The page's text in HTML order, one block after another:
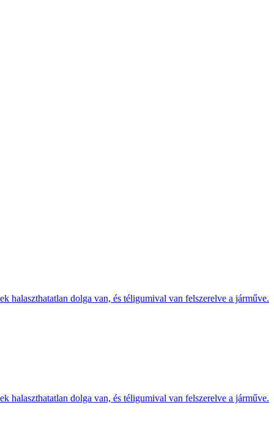
dolga van, és téligumival van felszerelve a járműve.
dolga van, és téligumival van felszerelve a járműve.